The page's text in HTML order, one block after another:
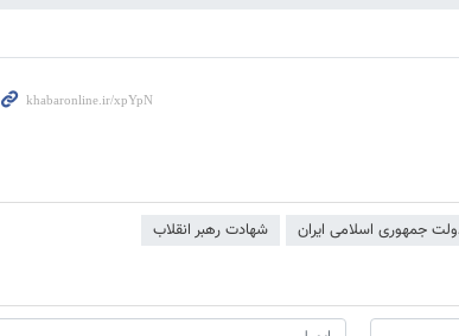
جمهوری اسلامی ایران شهادت رهبر انقلاب